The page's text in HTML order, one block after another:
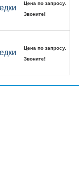
Цена по запросу.
Звоните!
Цена по запросу.
Звоните!